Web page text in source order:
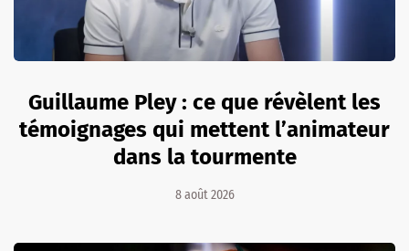
Guillaume Pley : ce que révèlent les
témoignages qui mettent l’animateur
dans la tourmente
8 août 2026